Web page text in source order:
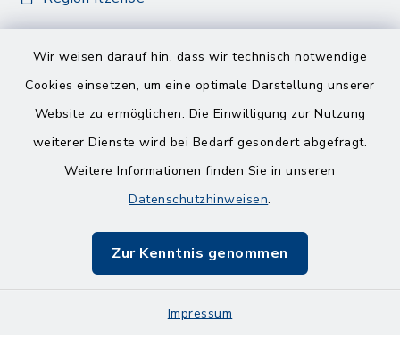
Wir weisen darauf hin, dass wir technisch notwendige
Cookies einsetzen, um eine optimale Darstellung unserer
Website zu ermöglichen. Die Einwilligung zur Nutzung
weiterer Dienste wird bei Bedarf gesondert abgefragt.
Weitere Informationen finden Sie in unseren
Datenschutzhinweisen.
Zur Kenntnis genommen
Impressum
Barrierefreiheit
Impressum
Sitemap